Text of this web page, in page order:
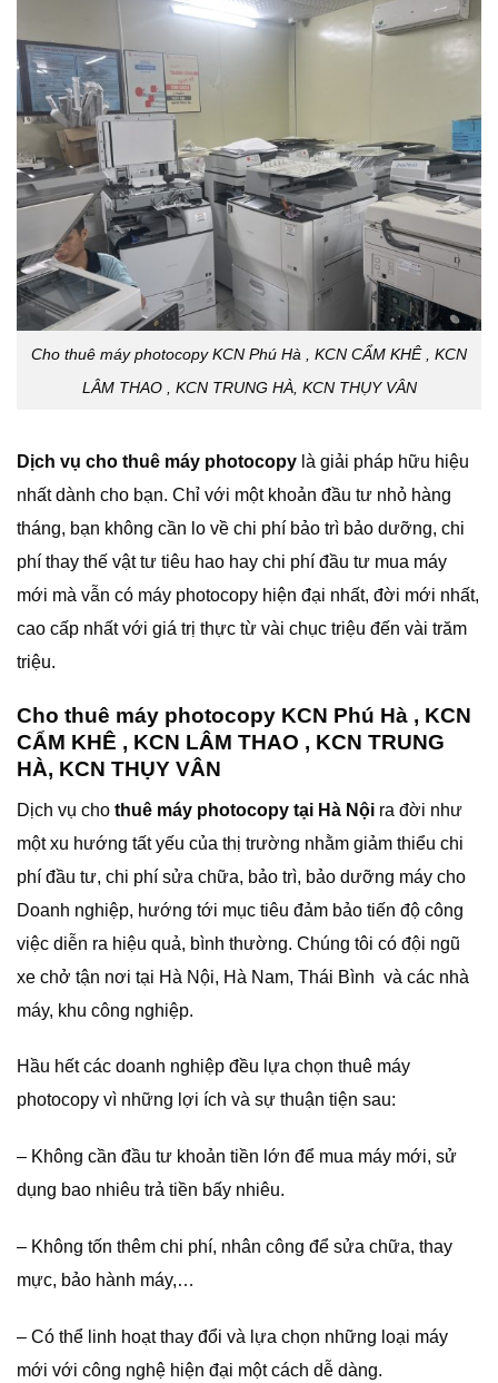
Cho thuê máy photocopy KCN Phú Hà , KCN CẨM KHÊ , KCN
LÂM THAO , KCN TRUNG HÀ, KCN THỤY VÂN
Dịch vụ cho thuê máy photocopy là giải pháp hữu hiệu
nhất dành cho bạn. Chỉ với một khoản đầu tư nhỏ hàng
tháng, bạn không cần lo về chi phí bảo trì bảo dưỡng, chi
phí thay thế vật tư tiêu hao hay chi phí đầu tư mua máy
mới mà vẫn có máy photocopy hiện đại nhất, đời mới nhất,
cao cấp nhất với giá trị thực từ vài chục triệu đến vài trăm
triệu.
Cho thuê máy photocopy KCN Phú Hà , KCN
CẨM KHÊ , KCN LÂM THAO , KCN TRUNG
HÀ, KCN THỤY VÂN
Dịch vụ cho thuê máy photocopy tại Hà Nội ra đời như
một xu hướng tất yếu của thị trường nhằm giảm thiểu chi
phí đầu tư, chi phí sửa chữa, bảo trì, bảo dưỡng máy cho
Doanh nghiệp, hướng tới mục tiêu đảm bảo tiến độ công
việc diễn ra hiệu quả, bình thường. Chúng tôi có đội ngũ
xe chở tận nơi tại Hà Nội, Hà Nam, Thái Bình và các nhà
máy, khu công nghiệp.
Hầu hết các doanh nghiệp đều lựa chọn thuê máy
photocopy vì những lợi ích và sự thuận tiện sau:
– Không cần đầu tư khoản tiền lớn để mua máy mới, sử
dụng bao nhiêu trả tiền bấy nhiêu.
– Không tốn thêm chi phí, nhân công để sửa chữa, thay
mực, bảo hành máy,…
– Có thể linh hoạt thay đổi và lựa chọn những loại máy
mới với công nghệ hiện đại một cách dễ dàng.